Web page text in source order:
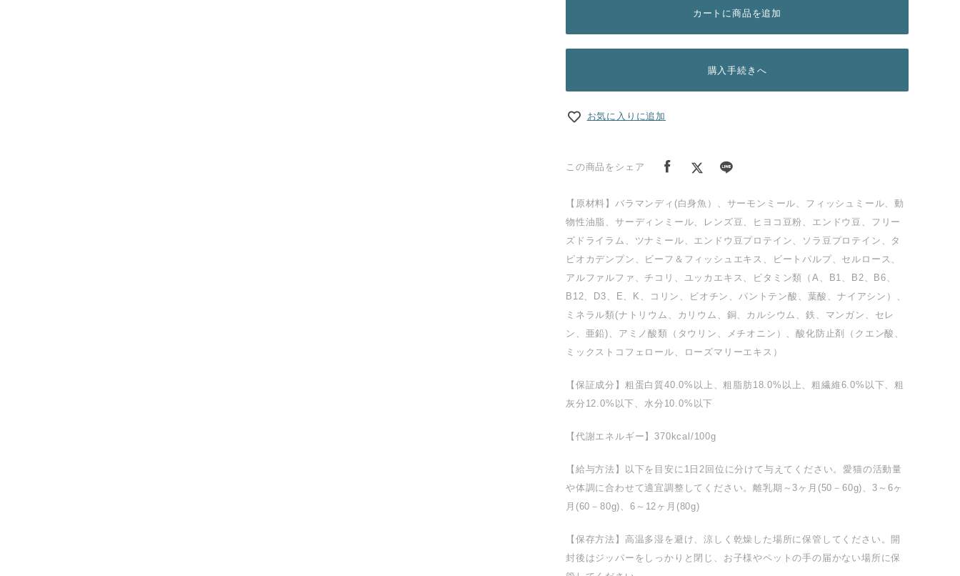
カートに商品を追加
購入手続きへ
お気に入りに追加
この商品をシェア
【原材料】バラマンディ(白身魚）、サーモンミール、フィッシュミール、動
物性油脂、サーディンミール、レンズ豆、ヒヨコ豆粉、エンドウ豆、フリー
ズドライラム、ツナミール、エンドウ豆プロテイン、ソラ豆プロテイン、タ
ピオカデンプン、ビーフ＆フィッシュエキス、ビートパルプ、セルロース、
アルファルファ、チコリ、ユッカエキス、ビタミン類（A、B1、B2、B6、
B12、D3、E、K、コリン、ビオチン、パントテン酸、葉酸、ナイアシン）、
ミネラル類(ナトリウム、カリウム、銅、カルシウム、鉄、マンガン、セレ
ン、亜鉛)、アミノ酸類（タウリン、メチオニン）、酸化防止剤（クエン酸、
ミックストコフェロール、ローズマリーエキス）
【保証成分】粗蛋白質40.0%以上、粗脂肪18.0%以上、粗繊維6.0%以下、粗
灰分12.0%以下、水分10.0%以下
【代謝エネルギー】370kcal/100g
【給与方法】以下を目安に1日2回位に分けて与えてください。愛猫の活動量
や体調に合わせて適宜調整してください。離乳期～3ヶ月(50－60g)、3～6ヶ
月(60－80g)、6～12ヶ月(80g)
【保存方法】高温多湿を避け、涼しく乾燥した場所に保管してください。開
封後はジッパーをしっかりと閉じ、お子様やペットの手の届かない場所に保